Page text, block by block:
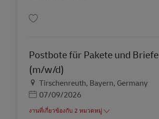
Postbote für Pakete und Briefe
(m/w/d)
สถานที่
Tirschenreuth, Bayern, Germany
Posted Date
07/09/2026
งานที่เกี่ยวข้องกับ 2 หมวดหมู่